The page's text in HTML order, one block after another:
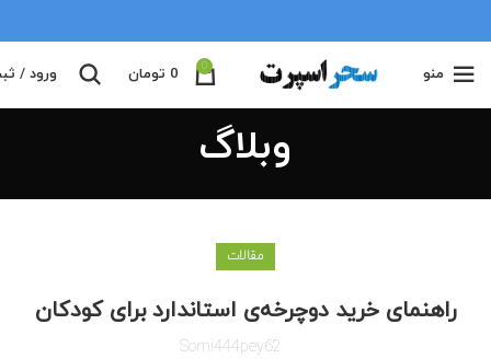
منو 0
0 تومان ورود /
وبلاگ
مقالات
راهنمای خرید دوچرخه‌ی استاندارد برای کودکان
Somi444pey62